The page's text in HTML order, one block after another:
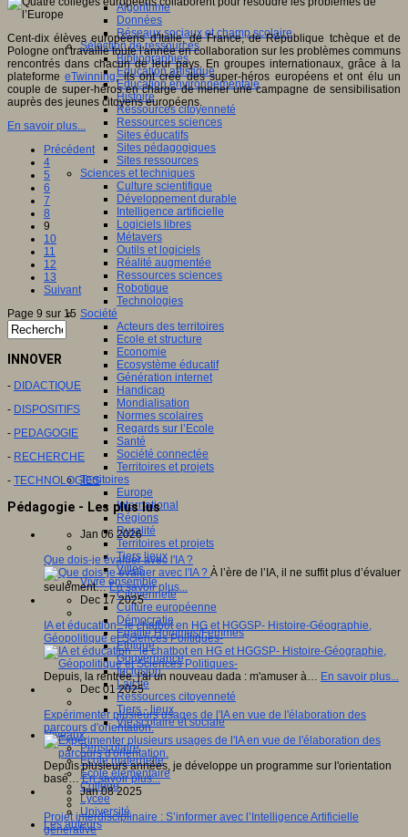
Algorithme
Données
Réseaux sociaux et champ scolaire
Sélection de ressources
Bibliographies
Education artistique
Education environnementale
Histoire
Ressources citoyenneté
Ressources sciences
Sites éducatifs
Sites pédagogiques
Sites ressources
Sciences et techniques
Culture scientifique
Développement durable
Intelligence artificielle
Logiciels libres
Métavers
Outils et logiciels
Réalité augmentée
Ressources sciences
Robotique
Technologies
Société
Acteurs des territoires
Ecole et structure
Economie
Ecosystème éducatif
Génération internet
Handicap
Mondialisation
Normes scolaires
Regards sur l’Ecole
Santé
Société connectée
Territoires et projets
Territoires
Europe
International
Régions
Ruralité
Territoires et projets
Tiers lieux
Villes
Vivre ensemble
Citoyenneté
Culture européenne
Démocratie
Egalité Hommes/Femmes
Ethique
Gouvernance
Inclusion
Laïcité
Ressources citoyenneté
Tiers - lieux
Vie scolaire et sociale
Niveaux
Périscolaire
Ecole maternelle
Ecole élémentaire
Collège
Lycée
Université
Les auteurs
Cent-dix élèves européens d'Italie, de France, de République tchèque et de
Pologne ont travaillé toute l'année en collaboration sur les problèmes communs
rencontrés dans chacun de leur pays. En groupes internationaux, grâce à la
plateformeeTwinning, ils ont créé des super-héros européens et ont élu un
couple de super-héros en charge de mener une campagne de sensibilisation
auprès des jeunes citoyens européens.
En savoir plus...
Précédent
4
5
6
7
8
9
10
11
12
13
Suivant
Page 9 sur 15
INNOVER
- DIDACTIQUE
- DISPOSITIFS
- PEDAGOGIE
- RECHERCHE
- TECHNOLOGIES
Pédagogie - Les plus lus
Jan 06 2026
Que dois-je évaluer avec l'IA ?
À l’ère de l’IA, il ne suffit plus d’évaluer
seulement…En savoir plus...
Dec 17 2025
IA et éducation : le chatbot en HG et HGGSP- Histoire-Géographie,
Géopolitique et Sciences Politiques-
Depuis, la rentrée, j'ai un nouveau dada : m'amuser à… En savoir plus...
Dec 01 2025
Expérimenter plusieurs usages de l'IA en vue de l'élaboration des
parcours d'orientation.
Depuis plusieurs années, je développe un programme sur l'orientation
basé…En savoir plus...
Jan 08 2025
Projet interdisciplinaire : S’informer avec l’Intelligence Artificielle
générative